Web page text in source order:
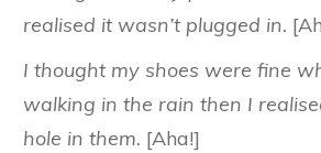
realised it wasn’t plugged in.
I thought my shoes were fine
walking in the rain then I
hole in them. [Aha!]